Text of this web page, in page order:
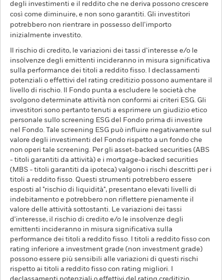
degli investimenti e il reddito che ne deriva possono crescere
così come diminuire, e non sono garantiti. Gli investitori
potrebbero non rientrare in possesso dell'importo
inizialmente investito.
Il rischio di credito, le variazioni dei tassi d'interesse e/o le
insolvenze degli emittenti incideranno in misura significativa
sulla performance dei titoli a reddito fisso. I declassamenti
potenziali o effettivi del rating creditizio possono aumentare il
livello di rischio. Il Fondo punta a escludere le società che
svolgono determinate attività non conformi ai criteri ESG. Gli
investitori sono pertanto tenuti a esprimere un giudizio etico
personale sullo screening ESG del Fondo prima di investire
nel Fondo. Tale screening ESG può influire negativamente sul
valore degli investimenti del Fondo rispetto a un fondo che
non operi tale screening. Per gli asset-backed securities (ABS
- titoli garantiti da attività) e i mortgage-backed securities
(MBS - titoli garantiti da ipoteca) valgono i rischi descritti per i
titoli a reddito fisso. Questi strumenti potrebbero essere
esposti al "rischio di liquidità", presentano elevati livelli di
indebitamento e potrebbero non riflettere pienamente il
valore delle attività sottostanti. Le variazioni dei tassi
d'interesse, il rischio di credito e/o le insolvenze degli
emittenti incideranno in misura significativa sulla
performance dei titoli a reddito fisso. I titoli a reddito fisso con
rating inferiore a investment grade (non investment grade)
possono essere più sensibili alle variazioni di questi rischi
rispetto ai titoli a reddito fisso con rating migliori. I